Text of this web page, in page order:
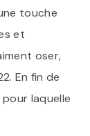
touche
et
oser,
En fin de
laquelle